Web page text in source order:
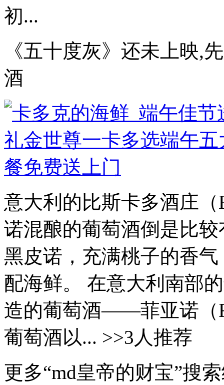
初...
《五十度灰》还未上映,
酒
意大利的比斯卡多酒庄
诺混酿的葡萄酒倒是比
黑皮诺，充满桃子的香
配海鲜。 在意大利南部
造的葡萄酒——菲亚诺（
葡萄酒以... >>3人推荐
更多“md皇帝的财宝”搜